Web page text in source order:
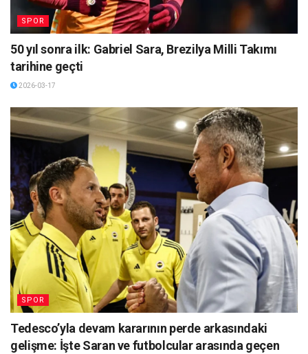
SPOR
50 yıl sonra ilk: Gabriel Sara, Brezilya Milli Takımı
tarihine geçti
2026-03-17
SPOR
Tedesco’yla devam kararının perde arkasındaki
gelişme: İşte Saran ve futbolcular arasında geçen